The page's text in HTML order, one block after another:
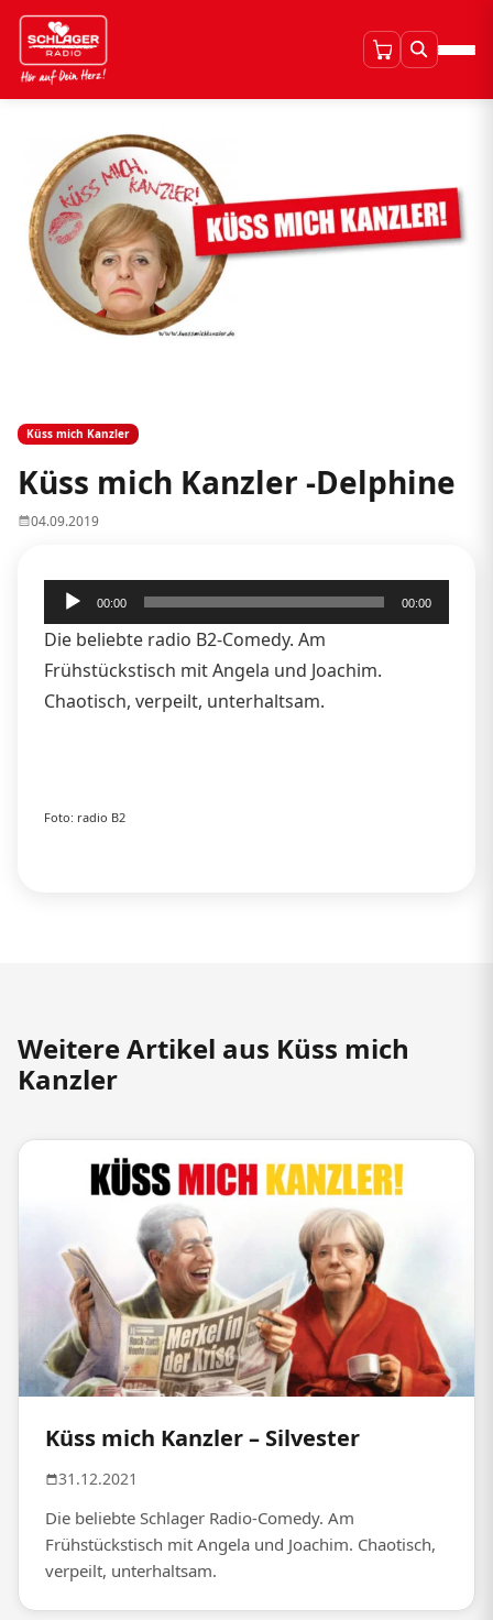
Küss mich Kanzler
Küss mich Kanzler -Delphine
04.09.2019
Audio-
Player
00:00 00:00
Die beliebte radio B2-Comedy. Am
Frühstückstisch mit Angela und Joachim.
Chaotisch, verpeilt, unterhaltsam.
Foto: radio B2
Weitere Artikel aus Küss mich
Kanzler
Küss mich Kanzler – Silvester
31.12.2021
Die beliebte Schlager Radio-Comedy. Am
Frühstückstisch mit Angela und Joachim. Chaotisch,
verpeilt, unterhaltsam.